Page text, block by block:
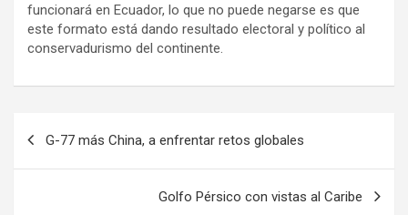
funcionará en Ecuador, lo que no puede negarse es que
este formato está dando resultado electoral y político al
conservadurismo del continente.
G-77 más China, a enfrentar retos globales
Golfo Pérsico con vistas al Caribe